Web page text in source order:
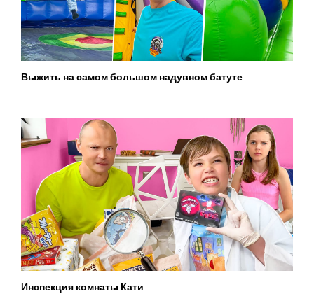
Выжить на самом большом надувном батуте
Инспекция комнаты Кати